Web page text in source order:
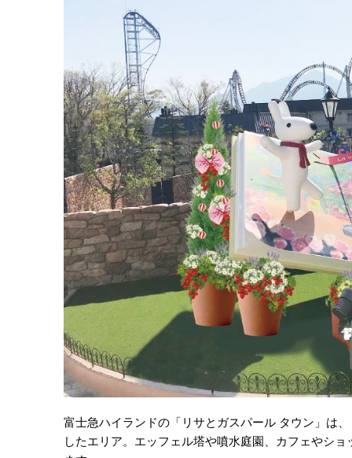
富士急ハイランドの「リサとガスパール タウン」は
したエリア。エッフェル塔や噴水庭園、カフェやシ